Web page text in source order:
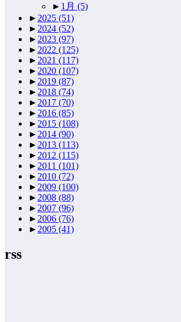
► 1月 (5)
► 2025 (51)
► 2024 (52)
► 2023 (97)
► 2022 (125)
► 2021 (117)
► 2020 (107)
► 2019 (87)
► 2018 (74)
► 2017 (70)
► 2016 (85)
► 2015 (108)
► 2014 (90)
► 2013 (113)
► 2012 (115)
► 2011 (101)
► 2010 (72)
► 2009 (100)
► 2008 (88)
► 2007 (96)
► 2006 (76)
► 2005 (41)
rss